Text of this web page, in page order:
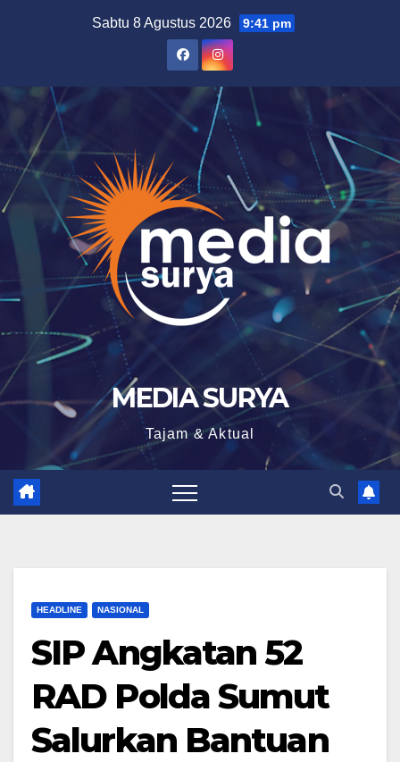
Sabtu 8 Agustus 2026 9:41 pm
MEDIA SURYA
Tajam & Aktual
HEADLINE NASIONAL
SIP Angkatan 52
RAD Polda Sumut
Salurkan Bantuan